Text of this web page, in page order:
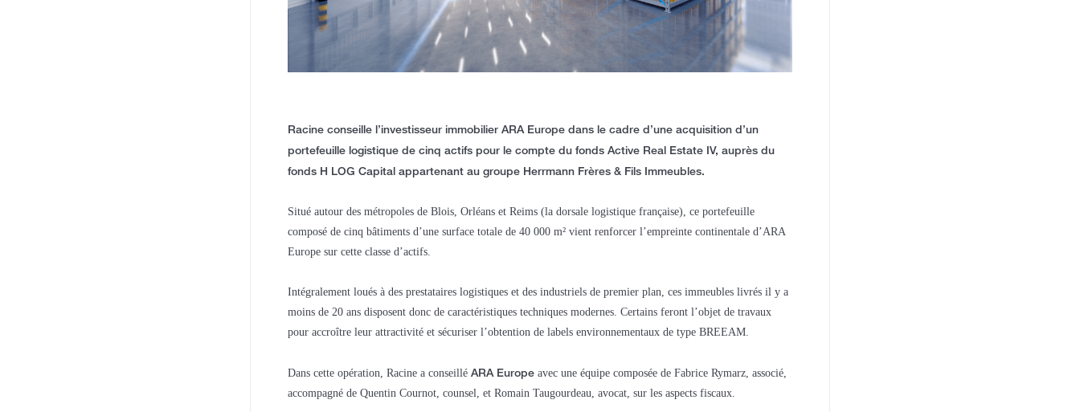
Racine conseille l’investisseur immobilier ARA Europe dans le cadre d’une acquisition d’un
portefeuille logistique de cinq actifs pour le compte du fonds Active Real Estate IV, auprès du
fonds H LOG Capital appartenant au groupe Herrmann Frères & Fils Immeubles.
Situé autour des métropoles de Blois, Orléans et Reims (la dorsale logistique française), ce portefeuille
composé de cinq bâtiments d’une surface totale de 40 000 m² vient renforcer l’empreinte continentale d’ARA
Europe sur cette classe d’actifs.
Intégralement loués à des prestataires logistiques et des industriels de premier plan, ces immeubles livrés il y a
moins de 20 ans disposent donc de caractéristiques techniques modernes. Certains feront l’objet de travaux
pour accroître leur attractivité et sécuriser l’obtention de labels environnementaux de type BREEAM.
Dans cette opération, Racine a conseilléARA Europe avec une équipe composée de Fabrice Rymarz, associé,
accompagné de Quentin Cournot, counsel, et Romain Taugourdeau, avocat, sur les aspects fiscaux.